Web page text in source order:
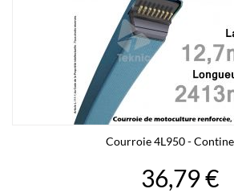
Courroie 4L950 -
36,79 €